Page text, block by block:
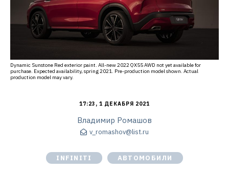
Dynamic Sunstone Red exterior paint. All-new 2022 QX55 AWD not yet available for
purchase. Expected availability, spring 2021. Pre-production model shown. Actual
production model may vary.
17:23, 1 ДЕКАБРЯ 2021
Владимир Ромашов
v_romashov@list.ru
INFINITI АВТОМОБИЛИ